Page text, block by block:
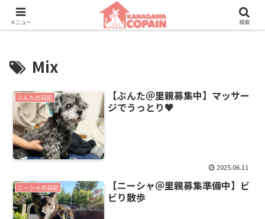
保護動物たちに、新しい家族との素敵な出会いを。
Mix
ぶんたの日記
【ぶんた＠里親募集中】マッサー
ジでうっとり♥️
2025.06.11
ニーシャの日記
【ニーシャ＠里親募集準備中】ビ
ビり散歩
メニュー 検索